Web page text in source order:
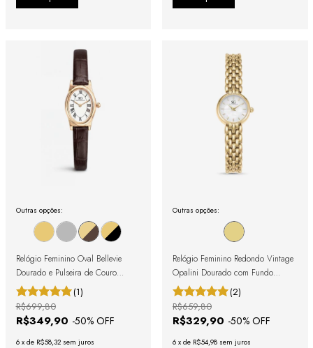
Outras opções:
Relógio Feminino Oval Bellevie
Dourado e Pulseira de Couro
Marrom
(1)
R$349,90 -50% OFF
R$699,80
6 x de R$58,32 sem juros
Outras opções:
Relógio Feminino Redondo Vintage
Opalini Dourado com Fundo
Perolado
(2)
R$329,90 -50% OFF
R$659,80
6 x de R$54,98 sem juros